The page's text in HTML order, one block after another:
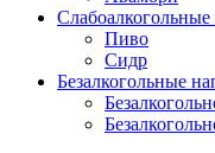
Пиво
Сидр
Безалкогольные